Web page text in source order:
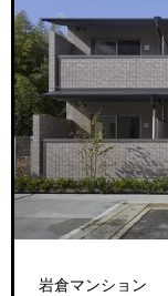
岩倉マンション